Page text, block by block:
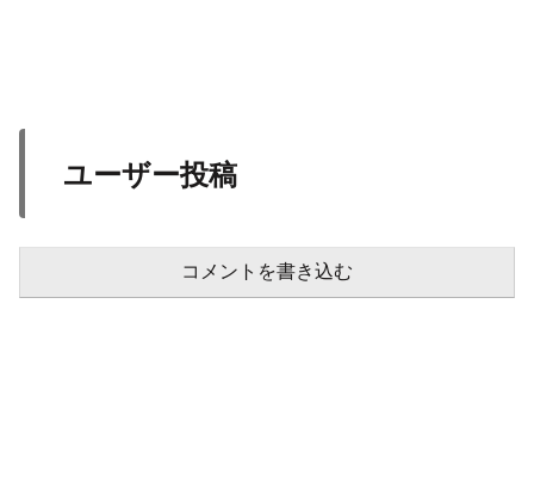
ユーザー投稿
コメントを書き込む